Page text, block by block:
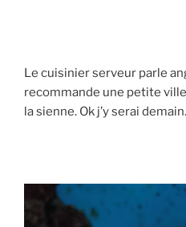
Le cuisinier serveur parle
recommande une petite
la sienne. Ok j’y serai demain.